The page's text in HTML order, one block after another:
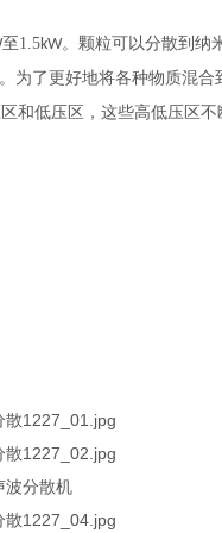
至1.5kW。颗粒可以分散到纳
为了更好地将各种物质混
和低压区，这些高低压区